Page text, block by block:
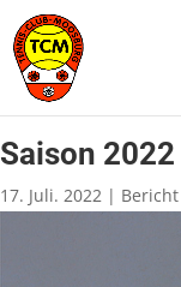
Saison
17. Juli. 2022 | Bericht